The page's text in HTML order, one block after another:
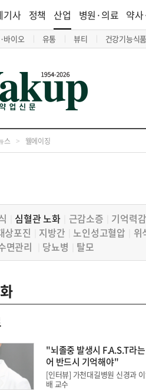
기사 정책 산업
바이오 유통 뷰티 건강기능식품
병원·의료 약
스 > 웰에이징
심혈관 노화│ 근감소증 기억력
상포진 지방간 노인성고혈압 위
면관리 당뇨병 탈모
"뇌졸중 발생시 F.A.S.T라는 약
어 반드시 기억해야"
[인터뷰] 가천대길병원 신경과
배 교수